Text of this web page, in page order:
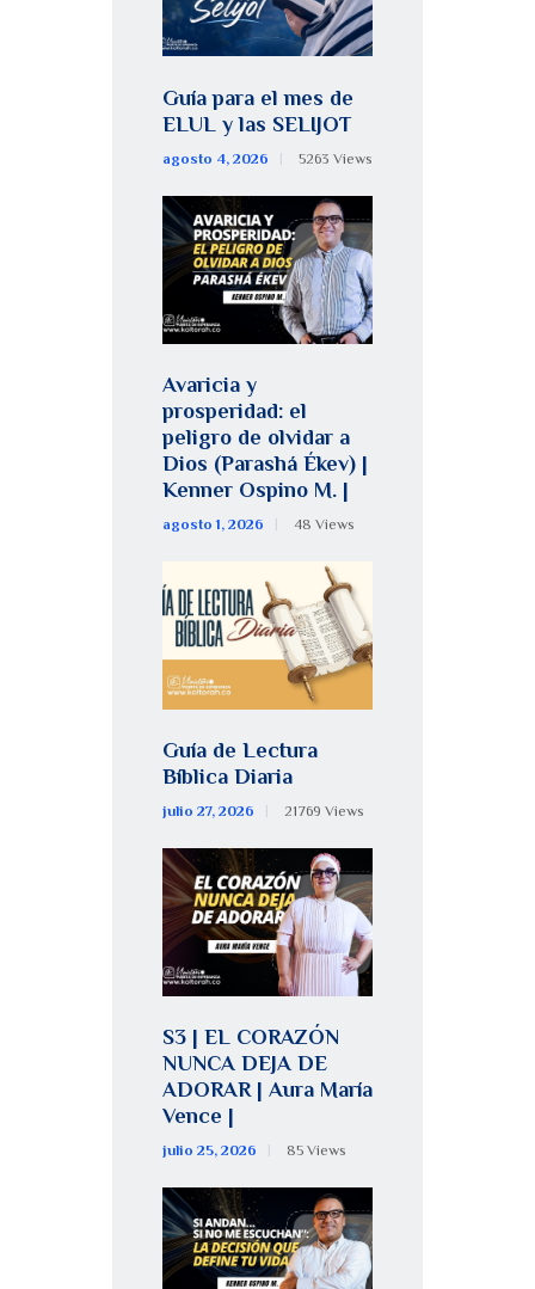
Guía para el mes de
ELUL y las SELIJOT
agosto 4, 2026 5263 Views
Avaricia y
prosperidad: el
peligro de olvidar a
Dios (Parashá Ékev) |
Kenner Ospino M. |
agosto 1, 2026 48 Views
Guía de Lectura
Bíblica Diaria
julio 27, 2026 21769 Views
S3 | EL CORAZÓN
NUNCA DEJA DE
ADORAR | Aura María
Vence |
julio 25, 2026 85 Views